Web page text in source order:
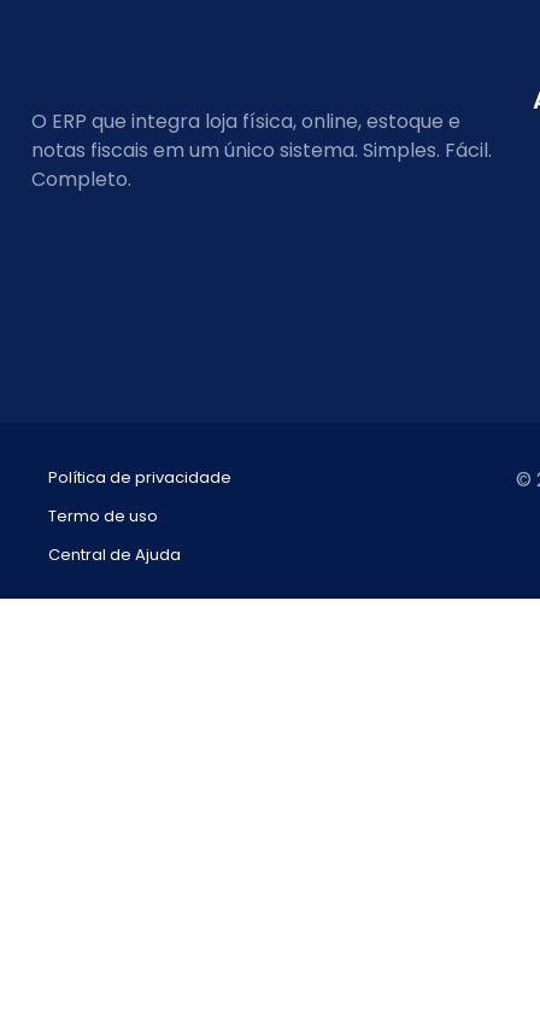
O ERP que integra loja física, online, estoque e
notas fiscais em um único sistema. Simples. Fácil.
Completo.
Política de privacidade
Termo de uso
Central de Ajuda
©